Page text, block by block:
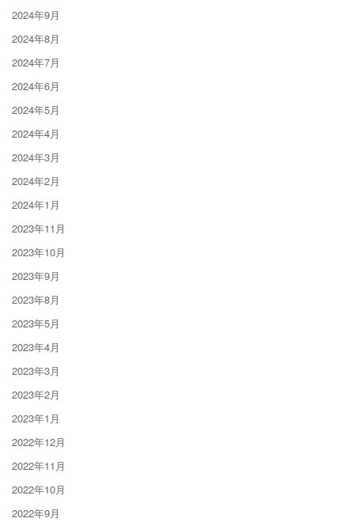
2024年9月
2024年8月
2024年7月
2024年6月
2024年5月
2024年4月
2024年3月
2024年2月
2024年1月
2023年11月
2023年10月
2023年9月
2023年8月
2023年5月
2023年4月
2023年3月
2023年2月
2023年1月
2022年12月
2022年11月
2022年10月
2022年9月